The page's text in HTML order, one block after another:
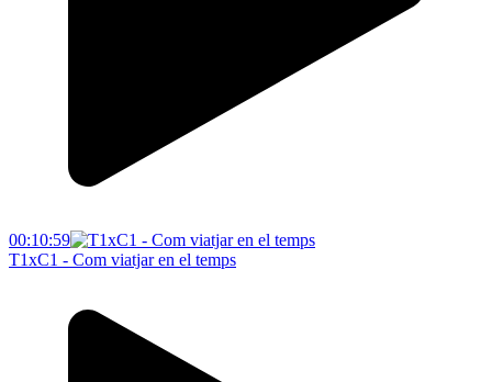
00:10:59
T1xC1 - Com viatjar en el temps